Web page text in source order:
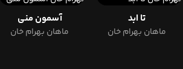
تا ابد
ماهان بهرام خان
آسمون منی
ماهان بهرام خان